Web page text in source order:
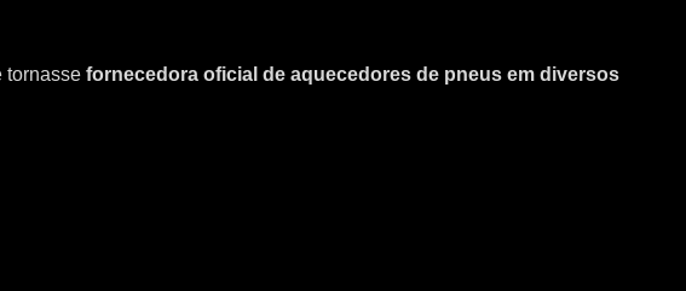
tornasse fornecedora oficial de aquecedores de pneus em diversos